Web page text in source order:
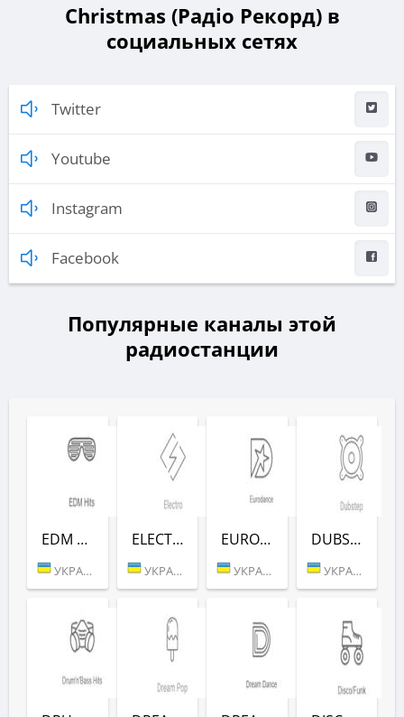
Christmas (Радіо Рекорд) в
социальных сетях
Twitter
Youtube
Instagram
Facebook
Популярные каналы этой
радиостанции
EDM HITS (РАДІО РЕКОРД)
УКРАИНА (БЕРДИЧЕВ)
ELECTRO (РАДІО РЕКОРД)
УКРАИНА (БЕРДИЧЕВ)
EURODANCE (РАДІО РЕКОРД)
УКРАИНА (БЕРДИЧЕВ)
DUBSTEP (РАДІО РЕКОРД)
УКРАИНА (БЕРДИЧЕВ)